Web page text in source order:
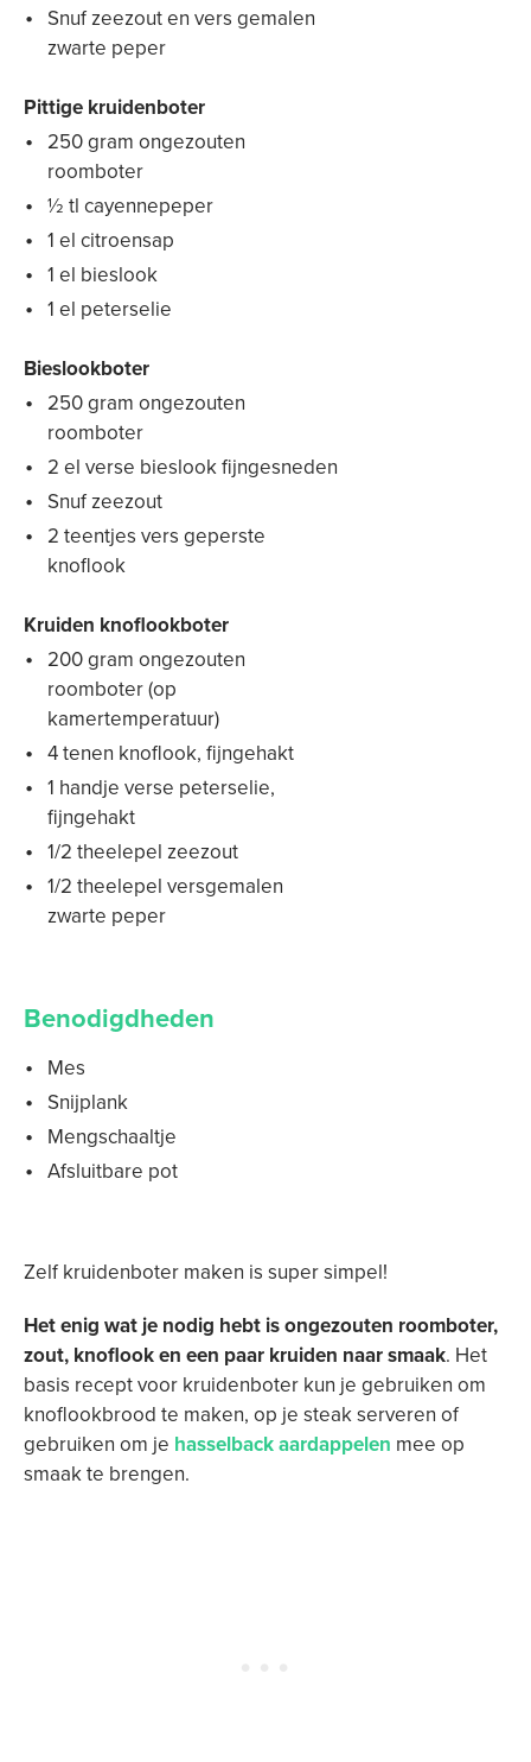
Snuf zeezout en vers gemalen
zwarte peper
Pittige kruidenboter
250 gram ongezouten
roomboter
½ tl cayennepeper
1 el citroensap
1 el bieslook
1 el peterselie
Bieslookboter
250 gram ongezouten
roomboter
2 el verse bieslook fijngesneden
Snuf zeezout
2 teentjes vers geperste
knoflook
Kruiden knoflookboter
200 gram ongezouten
roomboter (op
kamertemperatuur)
4 tenen knoflook, fijngehakt
1 handje verse peterselie,
fijngehakt
1/2 theelepel zeezout
1/2 theelepel versgemalen
zwarte peper
Benodigdheden
Mes
Snijplank
Mengschaaltje
Afsluitbare pot
Zelf kruidenboter maken is super simpel!
Het enig wat je nodig hebt is ongezouten roomboter,
zout, knoflook en een paar kruiden naar smaak. Het
basis recept voor kruidenboter kun je gebruiken om
knoflookbrood te maken, op je steak serveren of
gebruiken om je hasselback aardappelen mee op
smaak te brengen.